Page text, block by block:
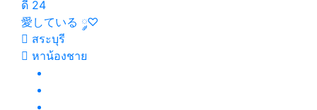
ดี้ 24
愛している ༘♡
สระบุรี
หาน้องชาย